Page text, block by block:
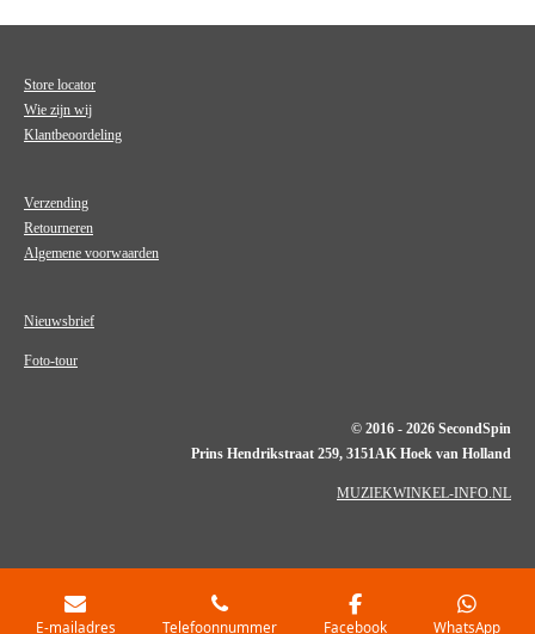
Store locator
Wie zijn wij
Klantbeoordeling
Verzending
Retourneren
Algemene voorwaarden
Nieuwsbrief
Foto-tour
© 2016 - 2026 SecondSpin
Prins Hendrikstraat 259, 3151AK Hoek van Holland
MUZIEKWINKEL-INFO.NL
E-mailadres Telefoonnummer Facebook WhatsApp